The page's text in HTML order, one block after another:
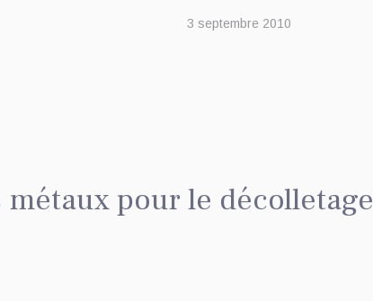
3 septembre 2010
pour le décolletage